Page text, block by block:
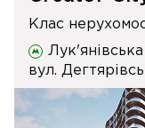
Клас
Лук'янівська
вул.